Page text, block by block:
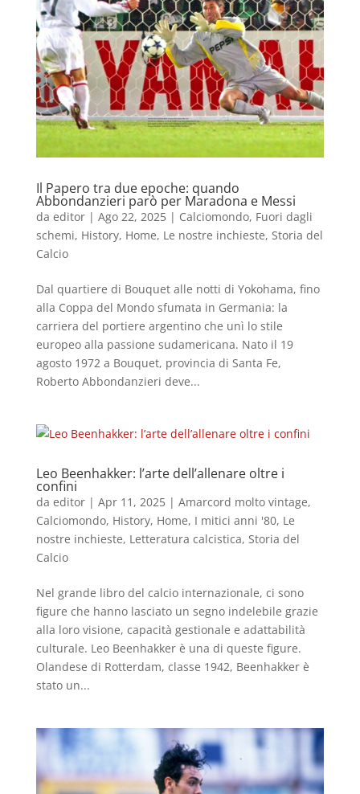
Il Papero tra due epoche: quando
Abbondanzieri parò per Maradona e Messi
da editor| Ago 22, 2025| Calciomondo, Fuori dagli
schemi, History, Home, Le nostre inchieste, Storia del
Calcio
Dal quartiere di Bouquet alle notti di Yokohama, fino
alla Coppa del Mondo sfumata in Germania: la
carriera del portiere argentino che unì lo stile
europeo alla passione sudamericana. Nato il 19
agosto 1972 a Bouquet, provincia di Santa Fe,
Roberto Abbondanzieri deve...
Leo Beenhakker: l’arte dell’allenare oltre i
confini
da editor| Apr 11, 2025| Amarcord molto vintage,
Calciomondo, History, Home, I mitici anni '80, Le
nostre inchieste, Letteratura calcistica, Storia del
Calcio
Nel grande libro del calcio internazionale, ci sono
figure che hanno lasciato un segno indelebile grazie
alla loro visione, capacità gestionale e adattabilità
culturale. Leo Beenhakker è una di queste figure.
Olandese di Rotterdam, classe 1942, Beenhakker è
stato un...